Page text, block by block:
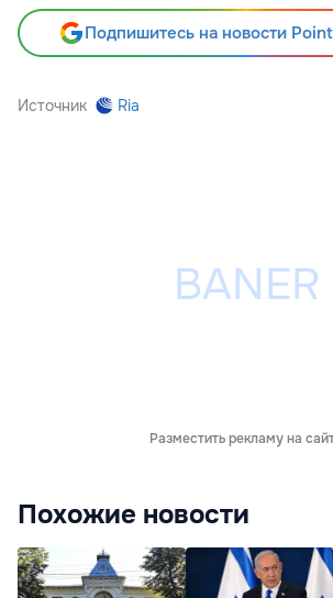
Подпишитесь на новости
Источник Ria
Разместить рекламу на
Похожие новости